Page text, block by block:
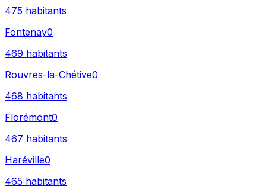
475 habitants
Fontenay0
469 habitants
Rouvres-la-Chétive0
468 habitants
Florémont0
467 habitants
Haréville0
465 habitants